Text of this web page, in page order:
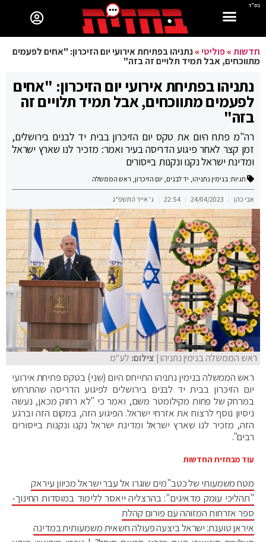
בס"ד
חדשות»פוליטי»נתניהו בפתיחת אירועי יום הזיכרון: "אחים לפעמים
מתווכחים, אבל תמיד תלויים זה בזה"
נתניהו בפתיחת אירועי יום הזיכרון: "אחים
לפעמים מתווכחים, אבל תמיד תלויים זה
בזה"
רה"מ פתח היום את טקס יום הזיכרון בבית יד לבנים בירושלים,
זמן קצר לאחר פיגוע הדריסה בעיר ואמר: מזכיר לנו שארץ ישראל
ומדינת ישראל נקנו ונקנות בייסורים
תגיות: בנימין נתניהו, יד לבנים, יום הזיכרון, ראש הממשלה
אבי כהן 24/04/2023
22:54 ג' אייר התשפ"ג
ראש הממשלה בנימין נתניהו| צילום: לע"מ
ראש הממשלה בנימין נתניהו התייחס היום (שני) בטקס פתיחת אירועי
יום הזיכרון בבית יד לבנים בירושלים לפיגוע הדריסה שהתרחש
במרחק של פחות מקילומטר משם, ואמר כי "לא רחוק מכאן, נעשה
ניסיון נוסף לרצוח את אזרחי ישראל. הפיגוע הזה, במקום הזה וברגע
הזה, מזכיר לנו שארץ ישראל ומדינת ישראל נקנו ונקנות בייסורים
רבים".
עוד מבחזית החדשות
מטח משמעותי של כטב"מים שוגרו אל עבר ישראל מכיוון עיראק
"תהליכי עומק מדאיגים": בהרצליה ייאסר ללימוד במוסדות החינוך-
ספר אזרחות המזוהה עם פורום קהלת
איראן טוענת: ישראל ביצעה פעולה חשאית משמעותית במדינה